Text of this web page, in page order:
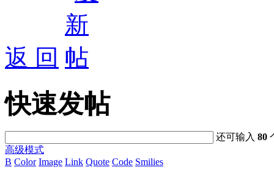
返 回
快速发帖
还可输入80
高级模式
B Color Image Link Quote Code Smilies